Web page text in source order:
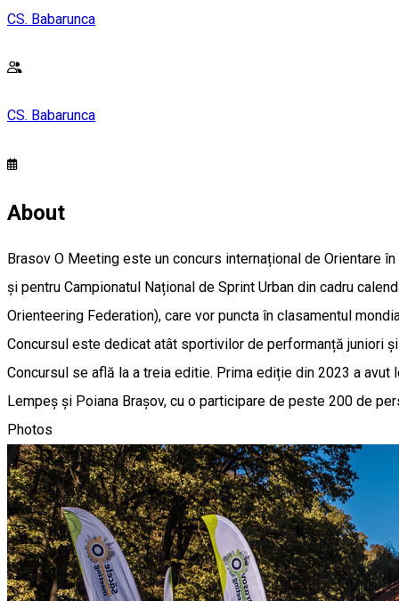
CS. Babarunca
CS. Babarunca
About
Brasov O Meeting este un concurs internațional de Orientare
și pentru Campionatul Național de Sprint Urban din cadru
Orienteering Federation), care vor puncta în clasamentul
Concursul este dedicat atât sportivilor de performanță juniori
Concursul se află la a treia editie. Prima ediție din 2023 a
Lempeș și Poiana Brașov, cu o participare de peste 200 de
Photos